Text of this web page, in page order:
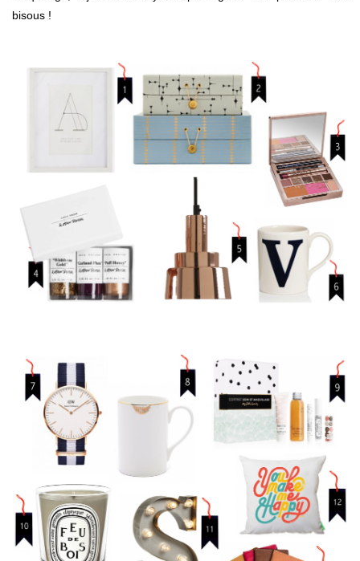
bisous !